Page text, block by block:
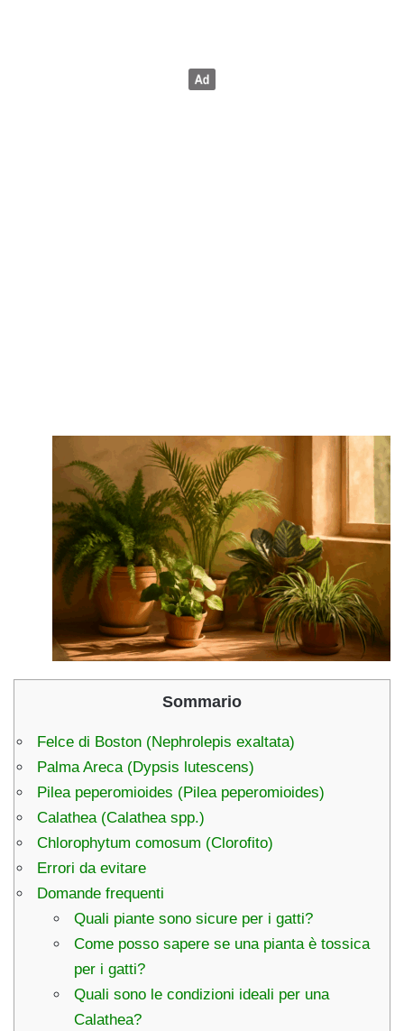
Sommario
Felce di Boston (Nephrolepis exaltata)
Palma Areca (Dypsis lutescens)
Pilea peperomioides (Pilea peperomioides)
Calathea (Calathea spp.)
Chlorophytum comosum (Clorofito)
Errori da evitare
Domande frequenti
Quali piante sono sicure per i gatti?
Come posso sapere se una pianta è tossica
per i gatti?
Quali sono le condizioni ideali per una
Calathea?